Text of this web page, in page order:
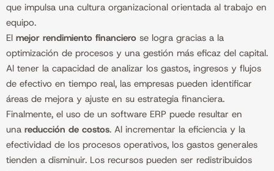
que impulsa una cultura organizacional orientada al trabajo en
equipo.
El mejor rendimiento financiero se logra gracias a la
optimización de procesos y una gestión más eficaz del capital.
Al tener la capacidad de analizar los gastos, ingresos y flujos
de efectivo en tiempo real, las empresas pueden identificar
áreas de mejora y ajuste en su estrategia financiera.
Finalmente, el uso de un software ERP puede resultar en
una reducción de costos. Al incrementar la eficiencia y la
efectividad de los procesos operativos, los gastos generales
tienden a disminuir. Los recursos pueden ser redistribuidos